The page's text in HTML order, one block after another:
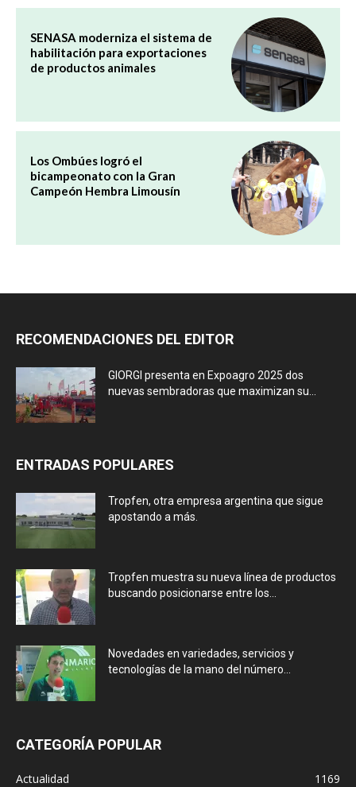
SENASA moderniza el sistema de
habilitación para exportaciones
de productos animales
Los Ombúes logró el
bicampeonato con la Gran
Campeón Hembra Limousín
RECOMENDACIONES DEL EDITOR
GIORGI presenta en Expoagro 2025 dos
nuevas sembradoras que maximizan su...
ENTRADAS POPULARES
Tropfen, otra empresa argentina que sigue
apostando a más.
Tropfen muestra su nueva línea de productos
buscando posicionarse entre los...
Novedades en variedades, servicios y
tecnologías de la mano del número...
CATEGORÍA POPULAR
Actualidad
1169